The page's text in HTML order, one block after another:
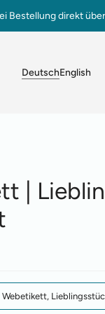
Bestellung direkt
DeutschEnglish
|
Webetikett,